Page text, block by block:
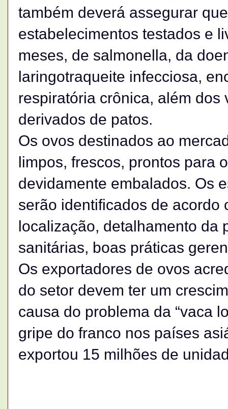
também deverá assegurar
estabelecimentos testados e
meses, de salmonella, da
laringotraqueite infecciosa,
respiratória crônica, além
derivados de patos.
Os ovos destinados ao
limpos, frescos, prontos para
devidamente embalados. Os
serão identificados de acordo
localização, detalhamento da
sanitárias, boas práticas
Os exportadores de ovos
do setor devem ter um
causa do problema da “vaca
gripe do franco nos países
exportou 15 milhões de